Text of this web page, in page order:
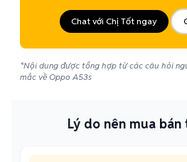
Chat với Chị Tốt ngay
*Nội dung được tổng hợp từ các câu hỏi
mắc về Oppo A53s
Lý do nên mua bán